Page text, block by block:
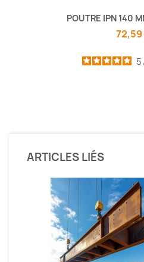
POUTRE IPN 140
5
ARTICLES LIÉS